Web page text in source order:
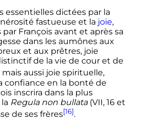
essentielles dictées par la
fastueuse et la joie,
François avant et après sa
dans les aumônes aux
et aux prêtres, joie
de la vie de cour et de
mais aussi joie spirituelle,
confiance en la bonté de
inscrira dans la plus
Regula non bullata(VII, 16 et
de ses frères[16].